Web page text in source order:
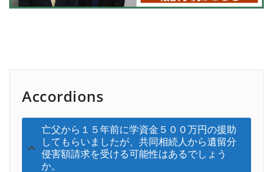
Accordions
亡父から１５年前に学資金５００万円の援助
してもらいましたが、共同相続人から遺留分
侵害額請求を受ける可能性はあるでしょう
か。